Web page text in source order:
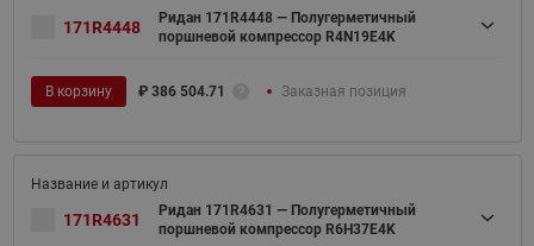
171R4448
Ридан 171R4448 — Полугерметичный
поршневой компрессор R4N19E4K
В корзину ₽ 386 504.71 Заказная позиция
171R4631
Ридан 171R4631 — Полугерметичный
поршневой компрессор R6H37E4K